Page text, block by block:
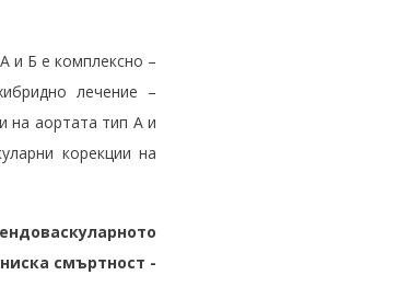
и Б е комплексно –
лечение –
на аортата тип А и
корекции на
смъртност -